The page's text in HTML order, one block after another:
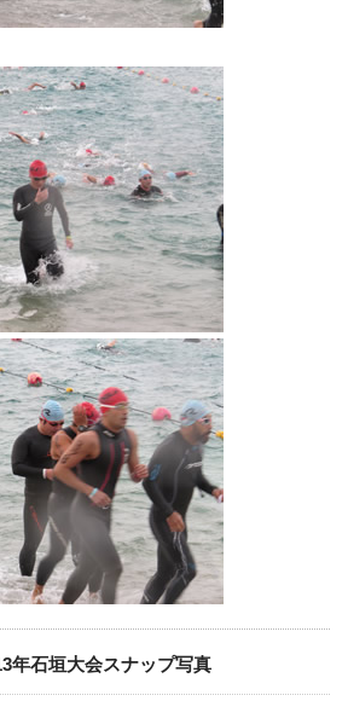
年石垣大会スナップ写真